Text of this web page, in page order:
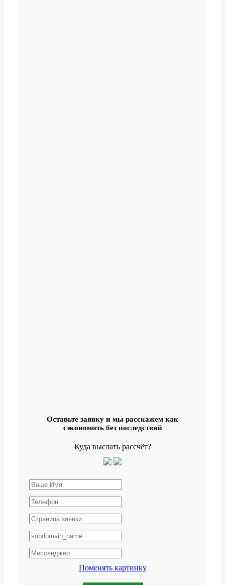
Оставьте заявку и мы расскажем как
сэкономить без последствий
Куда выслать рассчёт?
Поменять картинку